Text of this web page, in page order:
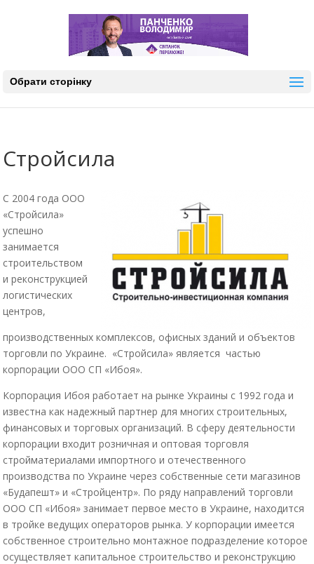
Обрати сторінку
Стройсила
С 2004 года ООО
«Стройсила»
успешно
занимается
строительством
и реконструкцией
логистических
центров,
производственных комплексов, офисных зданий и объектов
торговли по Украине. «Стройсила» является частью
корпорации ООО СП «Ибоя».
Корпорация Ибоя работает на рынке Украины с 1992 года и
известна как надежный партнер для многих строительных,
финансовых и торговых организаций. В сферу деятельности
корпорации входит розничная и оптовая торговля
стройматериалами импортного и отечественного
производства по Украине через собственные сети магазинов
«Будапешт» и «Стройцентр». По ряду направлений торговли
ООО СП «Ибоя» занимает первое место в Украине, находится
в тройке ведущих операторов рынка. У корпорации имеется
собственное строительно монтажное подразделение которое
осуществляет капитальное строительство и реконструкцию